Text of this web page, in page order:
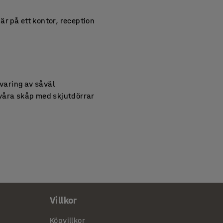
på ett kontor, reception
av såväl
skåp med skjutdörrar
stativ och sockel.
i form av
Villkor
Köpvillkor